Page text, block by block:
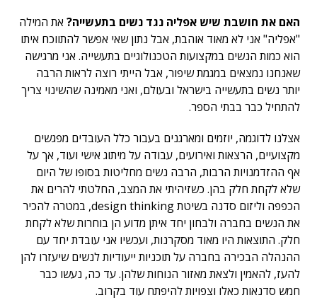
האם את חושבת שיש אפליה נגד נשים בתעשייה? את המילה
"אפליה" אני לא מאוד אוהבת, אבל נתון שאי אפשר להתווכח איתו
הוא כמות הנשים במקצועות הטכנולוגיים בתעשייה. אני מרגישה
שאנחנו נמצאים במגמת שיפור, אבל הייתי רוצה לראות הרבה
יותר נשים בתעשייה בישראל ובעולם, ואני מאמינה שהשינוי צריך
להתחיל כבר בבתי הספר.
אצלנו לדוגמה, יוזמים ומארגנים בעבור כלל העובדים מפגשים
מקצועיים, הרצאות ואירועים, עבודה על מיתוג אישי ועוד, אך על
אף ההזדמנויות הרבות, הרבה נשים מחליטות בסופו של היום
שלא לקחת חלק בהן. כשזיהיתי את המצב, החלטתי להרים את
הכפפה וליזום סדנה בשיטת design thinking, במטרה להכיר
את הנשים בחברה ולבחון יחד איתן מדוע הן בוחרות שלא לקחת
חלק. התוצאות היו מאוד מסקרנות, ועכשיו אני עובדת יחד עם
ההנהלה הבכירה בחברה על תוכניות ייעודיות לנשים שיעזרו להן
להעז, להאמין ולצאת מאזור הנוחות שלהן. עד כה, נעשו כבר
חמש סדנאות כאלו וצפויות להיפתח עוד בקרוב.